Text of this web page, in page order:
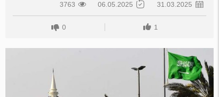
31.03.2025
06.05.2025
3763
1
0